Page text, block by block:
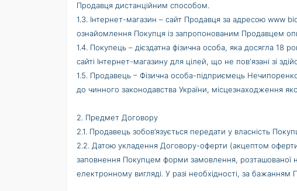
Продавця дистанційним способом.
1.3. Інтернет-магазин – сайт Продавця за адресою www
ознайомлення Покупця із запропонованим Продавцем
1.4. Покупець – дієздатна фізична особа, яка досягла
сайті Інтернет-магазину для цілей, що не пов'язані зі
1.5. Продавець – Фізична особа-підприємець
до чинного законодавства України, місцезнаходження
2. Предмет Договору
2.1. Продавець зобов’язується передати у власність
2.2. Датою укладення Договору-оферти (акцептом
заповнення Покупцем форми замовлення, розташованої
електронному вигляді. У разі необхідності, за